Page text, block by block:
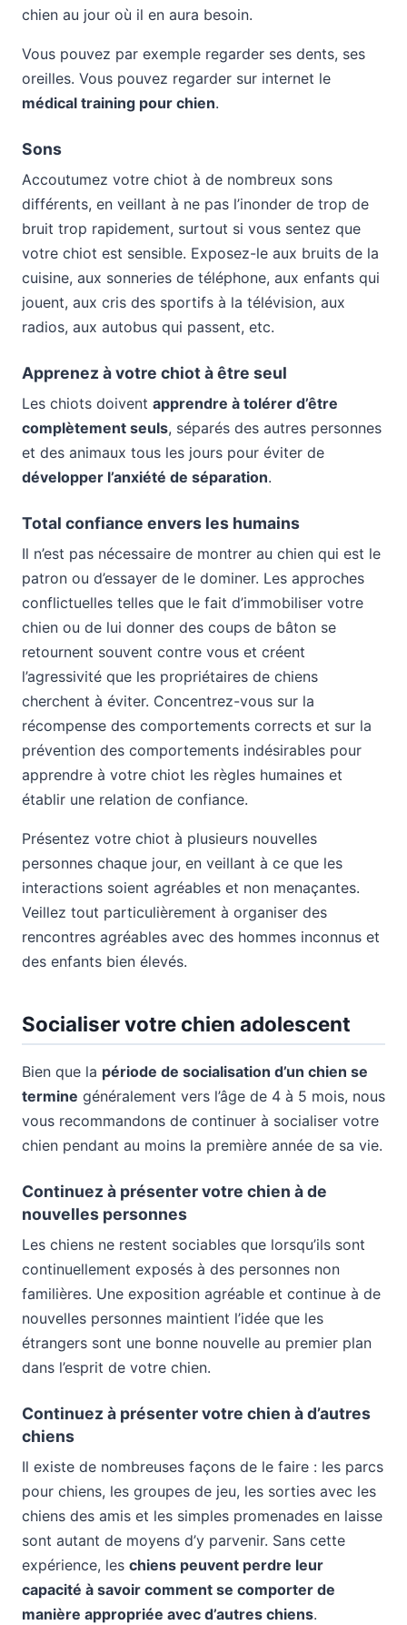
chien au jour où il en aura besoin.
Vous pouvez par exemple regarder ses dents, ses
oreilles. Vous pouvez regarder sur internet le
médical training pour chien.
Sons
Accoutumez votre chiot à de nombreux sons
différents, en veillant à ne pas l’inonder de trop de
bruit trop rapidement, surtout si vous sentez que
votre chiot est sensible. Exposez-le aux bruits de la
cuisine, aux sonneries de téléphone, aux enfants qui
jouent, aux cris des sportifs à la télévision, aux
radios, aux autobus qui passent, etc.
Apprenez à votre chiot à être seul
Les chiots doivent apprendre à tolérer d’être
complètement seuls, séparés des autres personnes
et des animaux tous les jours pour éviter de
développer l’anxiété de séparation.
Total confiance envers les humains
Il n’est pas nécessaire de montrer au chien qui est le
patron ou d’essayer de le dominer. Les approches
conflictuelles telles que le fait d’immobiliser votre
chien ou de lui donner des coups de bâton se
retournent souvent contre vous et créent
l’agressivité que les propriétaires de chiens
cherchent à éviter. Concentrez-vous sur la
récompense des comportements corrects et sur la
prévention des comportements indésirables pour
apprendre à votre chiot les règles humaines et
établir une relation de confiance.
Présentez votre chiot à plusieurs nouvelles
personnes chaque jour, en veillant à ce que les
interactions soient agréables et non menaçantes.
Veillez tout particulièrement à organiser des
rencontres agréables avec des hommes inconnus et
des enfants bien élevés.
Socialiser votre chien adolescent
Bien que la période de socialisation d’un chien se
termine généralement vers l’âge de 4 à 5 mois, nous
vous recommandons de continuer à socialiser votre
chien pendant au moins la première année de sa vie.
Continuez à présenter votre chien à de
nouvelles personnes
Les chiens ne restent sociables que lorsqu’ils sont
continuellement exposés à des personnes non
familières. Une exposition agréable et continue à de
nouvelles personnes maintient l’idée que les
étrangers sont une bonne nouvelle au premier plan
dans l’esprit de votre chien.
Continuez à présenter votre chien à d’autres
chiens
Il existe de nombreuses façons de le faire : les parcs
pour chiens, les groupes de jeu, les sorties avec les
chiens des amis et les simples promenades en laisse
sont autant de moyens d’y parvenir. Sans cette
expérience, les chiens peuvent perdre leur
capacité à savoir comment se comporter de
manière appropriée avec d’autres chiens.